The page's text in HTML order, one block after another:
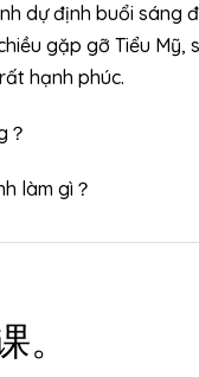
dự định buổi sáng
gặp gỡ Tiểu Mỹ,
hạnh phúc.
làm gì？
。